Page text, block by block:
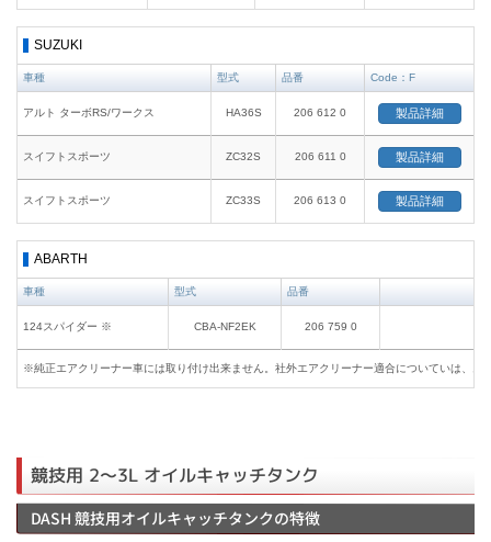
SUZUKI
車種 型式 品番 Code：F
アルト ターボRS/ワークス HA36S 206 612 0 製品詳細
スイフトスポーツ ZC32S 206 611 0 製品詳細
スイフトスポーツ ZC33S 206 613 0 製品詳細
ABARTH
車種 型式 品番
124スパイダー ※ CBA-NF2EK 206 759 0
※純正エアクリーナー車には取り付け出来ません。社外エアクリーナー適合についていは、お
競技用 2～3L オイルキャッチタンク
DASH 競技用オイルキャッチタンクの特徴